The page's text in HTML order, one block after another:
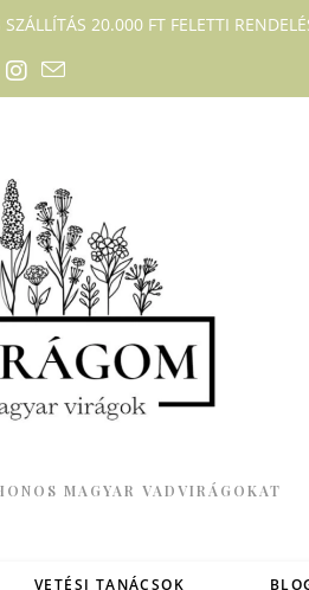
20.000 FT FELETTI
MAGYAR VADVIRÁGOKAT
VETÉSI TANÁCSOK